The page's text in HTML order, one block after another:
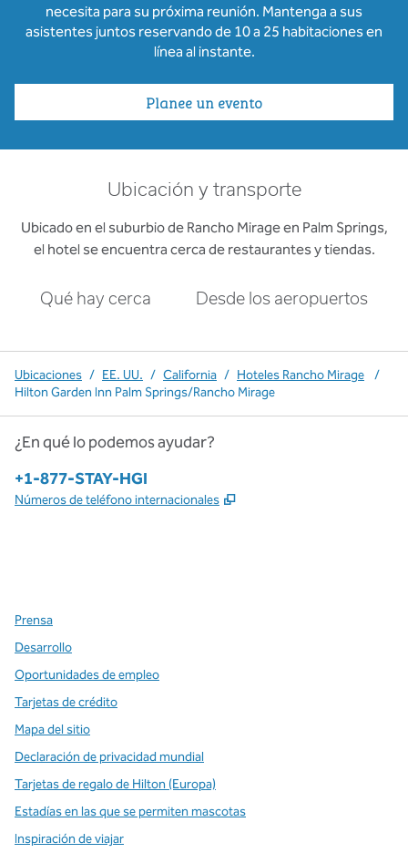
necesita para su próxima reunión. Mantenga a sus
asistentes juntos reservando de 10 a 25 habitaciones en
línea al instante.
Planee un evento
Ubicación y transporte
Ubicado en el suburbio de Rancho Mirage en Palm Springs,
el hotel se encuentra cerca de restaurantes y tiendas.
Qué hay cerca Desde los aeropuertos
Ubicaciones / EE. UU. / California / Hoteles Rancho Mirage
/
Hilton Garden Inn Palm Springs/Rancho Mirage
¿En qué lo podemos ayudar?
Teléfono:
+1-877-STAY-HGI
Números de teléfono internacionales ,
Prensa
Desarrollo
Oportunidades de empleo
Tarjetas de crédito
Mapa del sitio
Declaración de privacidad mundial
Tarjetas de regalo de Hilton (Europa)
Estadías en las que se permiten mascotas
Inspiración de viajar